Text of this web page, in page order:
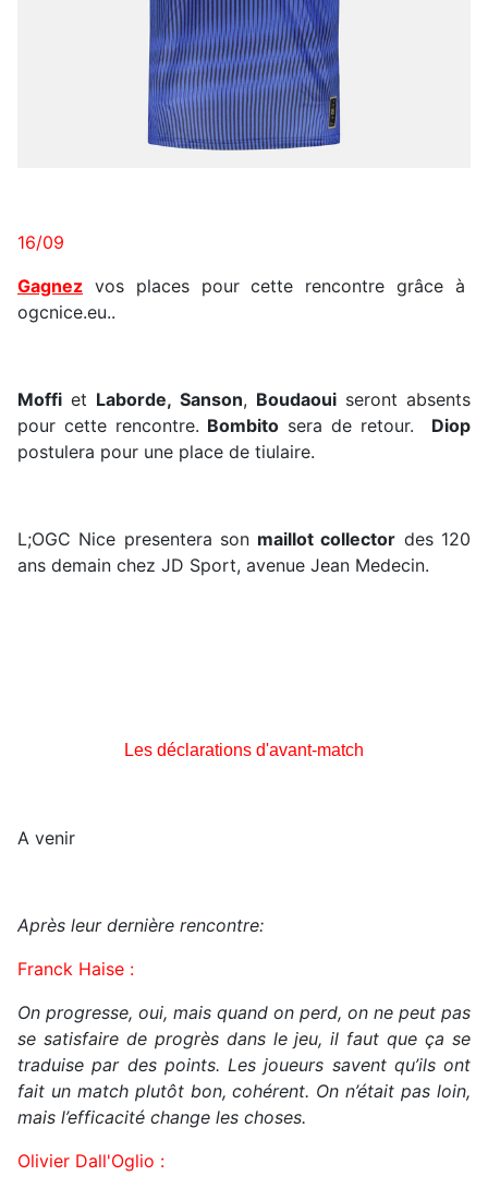
16/09
Gagnez vos places pour cette rencontre grâce à
ogcnice.eu..
Moffi et Laborde, Sanson, Boudaouiseront absents
pour cette rencontre. Bombito sera de retour. Diop
postulera pour une place de tiulaire.
L;OGC Nice presentera son maillot collector des 120
ans demain chez JD Sport, avenue Jean Medecin.
Les déclarations d'avant-match
A venir
Après leur dernière rencontre:
Franck Haise :
On progresse, oui, mais quand on perd, on ne peut pas
se satisfaire de progrès dans le jeu, il faut que ça se
traduise par des points. Les joueurs savent qu’ils ont
fait un match plutôt bon, cohérent. On n’était pas loin,
mais l’efficacité change les choses.
Olivier Dall'Oglio :